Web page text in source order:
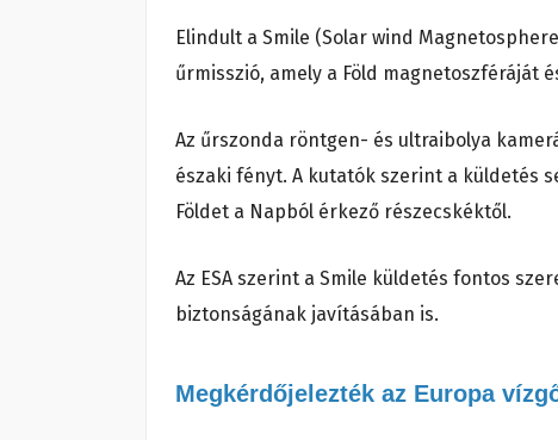
Elindult a Smile (Solar wind
űrmisszió, amely a Föld magnetoszféráját
Az űrszonda röntgen- és ultraibolya
északi fényt. A kutatók szerint a küldetés
Földet a Napból érkező részecskéktől.
Az ESA szerint a Smile küldetés fontos
biztonságának javításában is.
Megkérdőjelezték az Europa